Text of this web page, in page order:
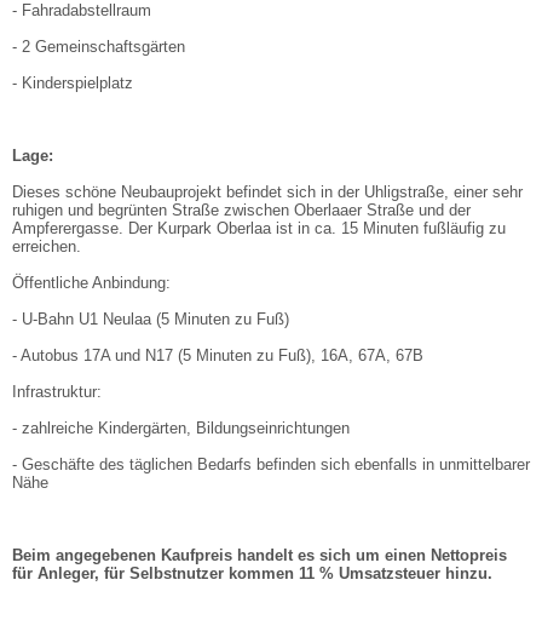
- Fahradabstellraum
- 2 Gemeinschaftsgärten
- Kinderspielplatz
Lage:
Dieses schöne Neubauprojekt befindet sich in der Uhligstraße, einer sehr
ruhigen und begrünten Straße zwischen Oberlaaer Straße und der
Ampferergasse. Der Kurpark Oberlaa ist in ca. 15 Minuten fußläufig zu
erreichen.
Öffentliche Anbindung:
- U-Bahn U1 Neulaa (5 Minuten zu Fuß)
- Autobus 17A und N17 (5 Minuten zu Fuß), 16A, 67A, 67B
Infrastruktur:
- zahlreiche Kindergärten, Bildungseinrichtungen
- Geschäfte des täglichen Bedarfs befinden sich ebenfalls in unmittelbarer
Nähe
Beim angegebenen Kaufpreis handelt es sich um einen Nettopreis
für Anleger, für Selbstnutzer kommen 11 % Umsatzsteuer hinzu.